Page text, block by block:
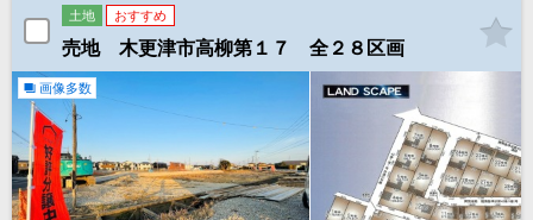
土地 おすすめ
売地 木更津市高柳第１７ 全２８区画
画像多数
お知らせ
千葉本店 松戸支店 成田支店 木更津支店
神奈川支店
現地販売会情報
千葉本店 松戸支店 成田支店 木更津支店
東京支店